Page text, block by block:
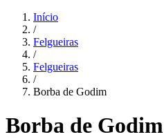
Início
/
Felgueiras
/
Felgueiras
/
Borba de Godim
Borba de Godim